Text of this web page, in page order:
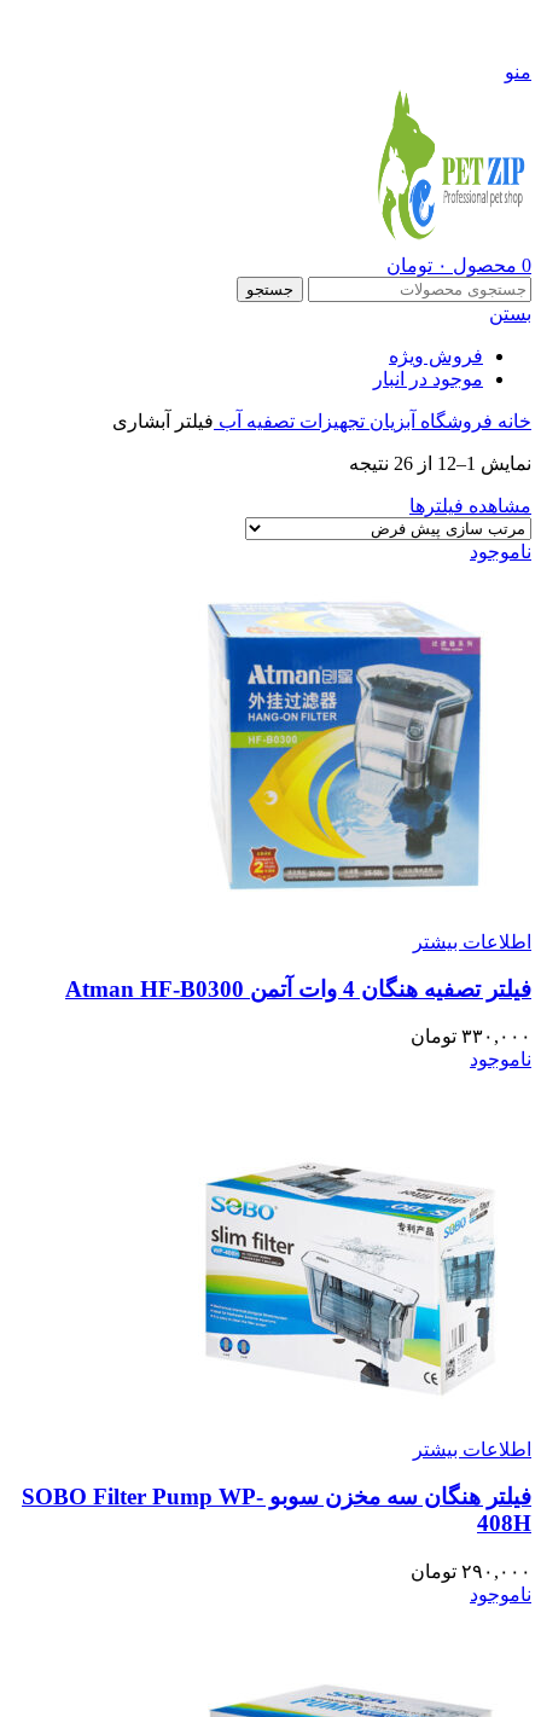
منو
0 محصول ۰ تومان
جستجو
بستن
فروش ویژه
موجود در انبار
خانه فروشگاه آبزیان تجهیزات تصفیه آب فیلتر آبشاری
نمایش 1–12 از 26 نتیجه
مشاهده فیلترها
ناموجود
اطلاعات بیشتر
فیلتر تصفیه هنگان 4 وات آتمن Atman HF-B0300
۳۳۰,۰۰۰ تومان
ناموجود
اطلاعات بیشتر
فیلتر هنگان سه مخزن سوبو SOBO Filter Pump WP-
408H
۲۹۰,۰۰۰ تومان
ناموجود